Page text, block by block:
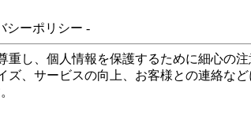
シーポリシー -
し、個人情報を保護するために細心の注
、サービスの向上、お客様との連絡な